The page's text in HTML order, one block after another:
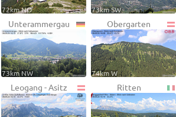
72km NO 73km SW
Unterammergau
73km NW
Obergarten
74km W
Leogang - Asitz Ritten